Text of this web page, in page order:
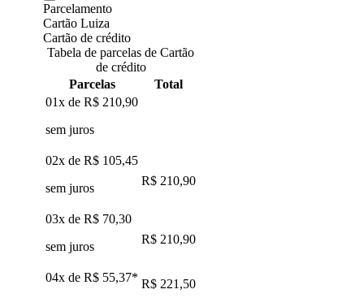
Parcelamento
Cartão Luiza
Cartão de crédito
Tabela de parcelas de Cartão
de crédito
Parcelas
Total
01x de R$ 210,90
sem juros
02x de R$ 105,45
sem juros
R$ 210,90
03x de R$ 70,30
sem juros
R$ 210,90
04x de R$ 55,37* R$ 221,50